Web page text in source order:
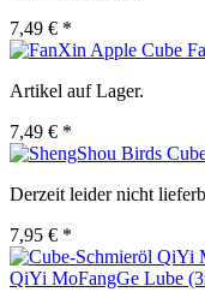
7,49 € *
Artikel auf Lager.
7,49 € *
Derzeit leider nicht
7,95 € *
QiYi MoFangGe Lube